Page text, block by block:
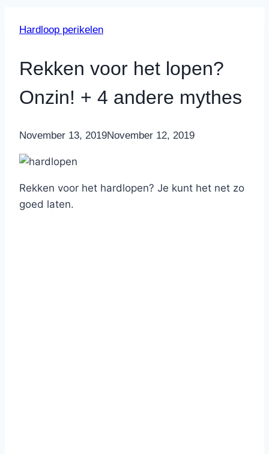
Hardloop perikelen
Rekken voor het lopen?
Onzin! + 4 andere mythes
ByNicole
November 13, 2019November 12, 2019
Rekken voor het hardlopen? Je kunt het net zo
goed laten.